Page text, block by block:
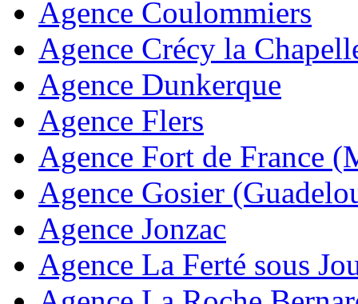
Agence Coulommiers
Agence Crécy la
Agence Dunkerque
Agence Flers
Agence Fort de France
Agence Gosier
Agence Jonzac
Agence La Ferté sous